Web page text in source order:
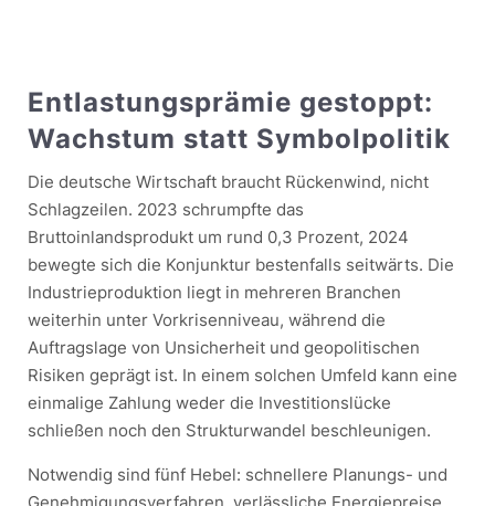
Entlastungsprämie gestoppt:
Wachstum statt Symbolpolitik
Die deutsche Wirtschaft braucht Rückenwind, nicht
Schlagzeilen. 2023 schrumpfte das
Bruttoinlandsprodukt um rund 0,3 Prozent, 2024
bewegte sich die Konjunktur bestenfalls seitwärts. Die
Industrieproduktion liegt in mehreren Branchen
weiterhin unter Vorkrisenniveau, während die
Auftragslage von Unsicherheit und geopolitischen
Risiken geprägt ist. In einem solchen Umfeld kann eine
einmalige Zahlung weder die Investitionslücke
schließen noch den Strukturwandel beschleunigen.
Notwendig sind fünf Hebel: schnellere Planungs- und
Genehmigungsverfahren, verlässliche Energiepreise,